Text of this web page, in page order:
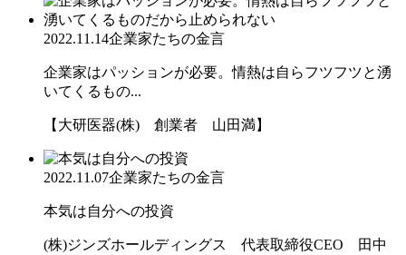
2022.11.14企業家たちの金言
企業家はパッションが必要。情熱は自らフツフツと湧
いてくるもの...
【大研医器(株) 創業者 山田満】
2022.11.07企業家たちの金言
本気は自分への投資
(株)ジンズホールディングス 代表取締役CEO 田中